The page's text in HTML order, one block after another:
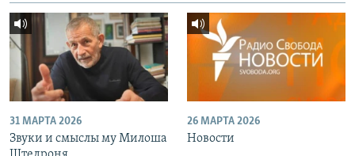
31 МАРТА 2026
Звуки и смыслы му Милоша
26 МАРТА 2026
Новости